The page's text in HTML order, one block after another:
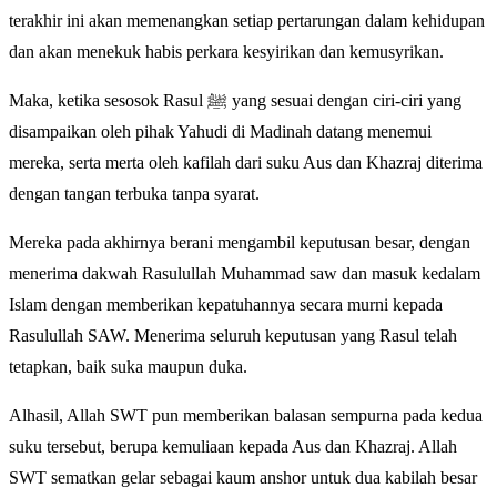
terakhir ini akan memenangkan setiap pertarungan dalam kehidupan
dan akan menekuk habis perkara kesyirikan dan kemusyrikan.
Maka, ketika sesosok Rasul ﷺ yang sesuai dengan ciri-ciri yang
disampaikan oleh pihak Yahudi di Madinah datang menemui
mereka, serta merta oleh kafilah dari suku Aus dan Khazraj diterima
dengan tangan terbuka tanpa syarat.
Mereka pada akhirnya berani mengambil keputusan besar, dengan
menerima dakwah Rasulullah Muhammad saw dan masuk kedalam
Islam dengan memberikan kepatuhannya secara murni kepada
Rasulullah SAW. Menerima seluruh keputusan yang Rasul telah
tetapkan, baik suka maupun duka.
Alhasil, Allah SWT pun memberikan balasan sempurna pada kedua
suku tersebut, berupa kemuliaan kepada Aus dan Khazraj. Allah
SWT sematkan gelar sebagai kaum anshor untuk dua kabilah besar